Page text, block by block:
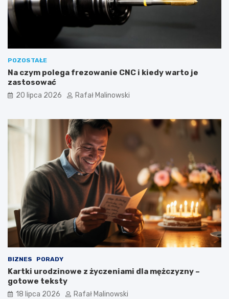
POZOSTAŁE
Na czym polega frezowanie CNC i kiedy warto je
zastosować
20 lipca 2026 Rafał Malinowski
BIZNES PORADY
Kartki urodzinowe z życzeniami dla mężczyzny –
gotowe teksty
18 lipca 2026 Rafał Malinowski